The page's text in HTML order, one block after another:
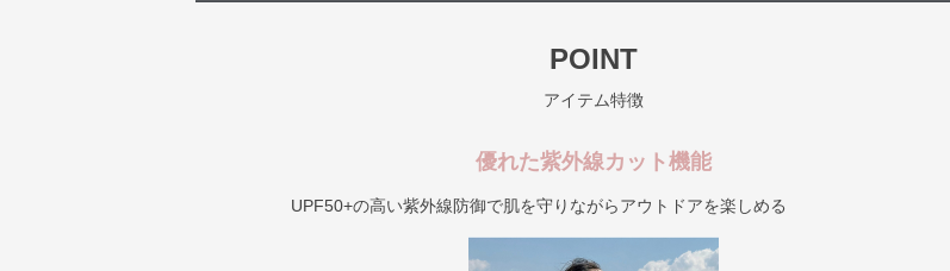
POINT
アイテム特徴
優れた紫外線カット機能
UPF50+の高い紫外線防御で肌を守りながらアウトドアを楽しめる